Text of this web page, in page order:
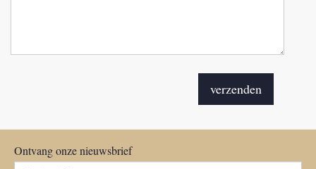
Ontvang onze nieuwsbrief